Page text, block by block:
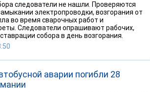
следователи не нашли. Проверяются
электропроводки, возгорания от
во время сварочных работ и
Следователи опрашивают рабочих,
собора в день возгорания.
аварии погибли 28